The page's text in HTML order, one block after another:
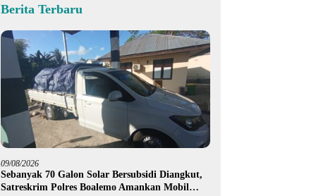
Berita Terbaru
09/08/2026
Sebanyak 70 Galon Solar Bersubsidi Diangkut,
Satreskrim Polres Boalemo Amankan Mobil